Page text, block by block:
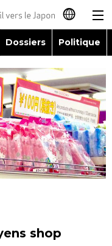
日本語
English
简体字
繁體字
Español
Русский
Dossiers Politique
shop